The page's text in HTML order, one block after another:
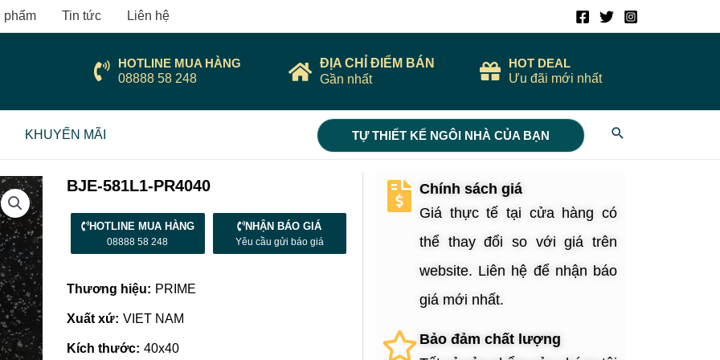
phẩm Tin tức Liên hệ
HOTLINE MUA HÀNG
08888 58 248
ĐỊA CHỈ ĐIỂM BÁN
Gần nhất
HOT DEAL
Ưu đãi mới nhất
KHUYẾN MÃI TỰ THIẾT KẾ NGÔI NHÀ CỦA BẠN Search
BJE-581L1-PR4040
HOTLINE MUA HÀNG
08888 58 248
NHẬN BÁO GIÁ
Yêu cầu gửi báo giá
Thương hiệu: PRIME
Xuất xứ: VIET NAM
Kích thước: 40x40
Chính sách giá
Giá thực tế tại cửa hàng có
thể thay đổi so với giá trên
website. Liên hệ để nhận báo
giá mới nhất.
Bảo đảm chất lượng